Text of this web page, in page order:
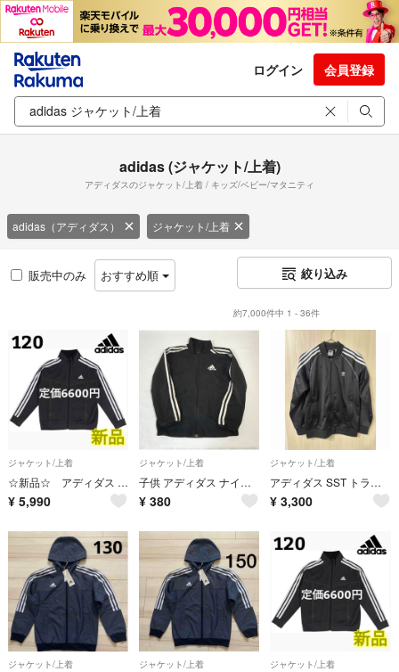
ログイン 会員登録
adidas (ジャケット/上着)
アディダスのジャケット/上着 / キッズ/ベビー/マタニティ
adidas（アディダス） ジャケット/上着
販売中のみ おすすめ順 絞り込み
約7,000件中 1 - 36件
ジャケット/上着
☆新品☆ アディダス キッズ ジャージ デニムルック ダブルニット ブラック
¥ 5,990
ジャケット/上着
子供 アディダス ナイロンジャケット 140㌢
¥ 380
ジャケット/上着
アディダス SST トラックトップ キッズ
¥ 3,300
ジャケット/上着 ジャケット/上着 ジャケット/上着